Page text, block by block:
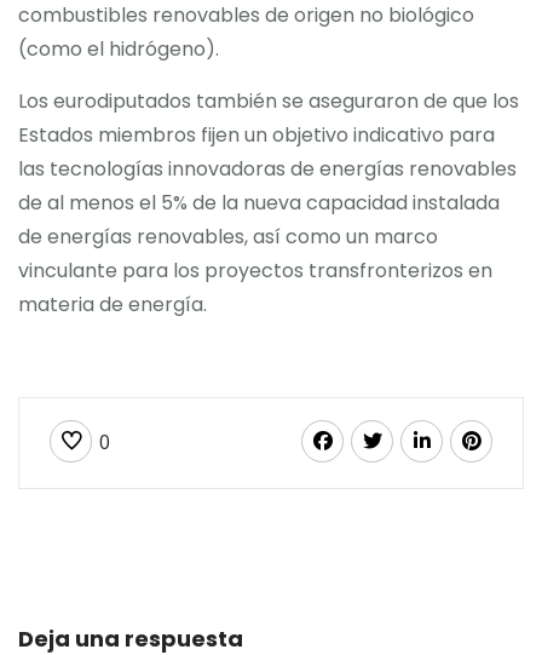
combustibles renovables de origen no biológico
(como el hidrógeno).
Los eurodiputados también se aseguraron de que los
Estados miembros fijen un objetivo indicativo para
las tecnologías innovadoras de energías renovables
de al menos el 5% de la nueva capacidad instalada
de energías renovables, así como un marco
vinculante para los proyectos transfronterizos en
materia de energía.
0
Deja una respuesta